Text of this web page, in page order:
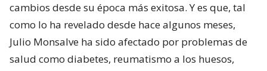
cambios desde su época más exitosa. Y es que, tal
como lo ha revelado desde hace algunos meses,
Julio Monsalve ha sido afectado por problemas de
salud como diabetes, reumatismo a los huesos,